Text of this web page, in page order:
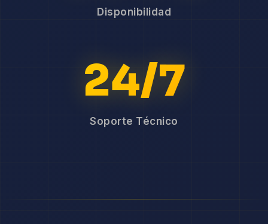
Disponibilidad
24/7
Soporte Técnico